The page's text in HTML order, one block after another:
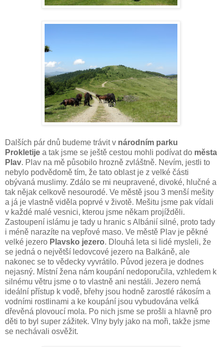
Dalších pár dnů budeme trávit v národním parku
Prokletije a tak jsme se ještě cestou mohli podívat do města
Plav. Plav na mě působilo hrozně zvláštně. Nevím, jestli to
nebylo podvědomě tím, že tato oblast je z velké části
obývaná muslimy. Zdálo se mi neupravené, divoké, hlučné a
tak nějak celkově nesourodé. Ve městě jsou 3 menší mešity
a já je vlastně viděla poprvé v životě. Mešitu jsme pak vídali
v každé malé vesnici, kterou jsme někam projížděli.
Zastoupení islámu je tady u hranic s Albánií silné, proto tady
i méně narazíte na vepřové maso. Ve městě Plav je pěkné
velké jezero Plavsko jezero. Dlouhá leta si lidé mysleli, že
se jedná o největší ledovcové jezero na Balkáně, ale
nakonec se to vědecky vyvrátilo. Původ jezera je dodnes
nejasný. Místní žena nám koupání nedoporučila, vzhledem k
silnému větru jsme o to vlastně ani nestáli. Jezero nemá
ideální přístup k vodě, břehy jsou hodně zarostlé rákosím a
vodními rostlinami a ke koupání jsou vybudována velká
dřevěná plovoucí mola. Po nich jsme se prošli a hlavně pro
děti to byl super zážitek. Vlny byly jako na moři, takže jsme
se nechávali osvěžit.